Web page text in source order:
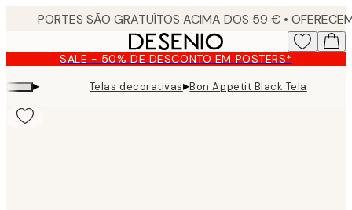
content. SALE - 50% DE DESCONTO EM POSTERS*
▸ Telas decorativas▸Bon Appetit Black Tela